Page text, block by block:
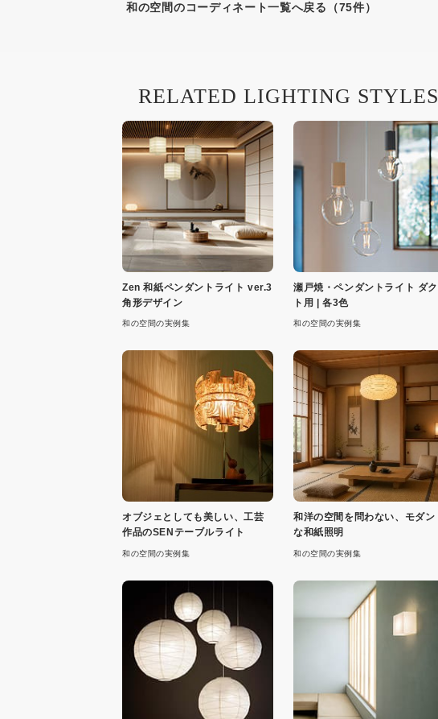
和の空間のコーディネート一覧へ戻る（75件）
RELATED LIGHTING STYLES
Zen 和紙ペンダントライト ver.3
角形デザイン
和の空間の実例集
瀬戸焼・ペンダントライト ダク
ト用 | 各3色
和の空間の実例集
オブジェとしても美しい、工芸
作品のSENテーブルライト
和の空間の実例集
和洋の空間を問わない、モダン
な和紙照明
和の空間の実例集